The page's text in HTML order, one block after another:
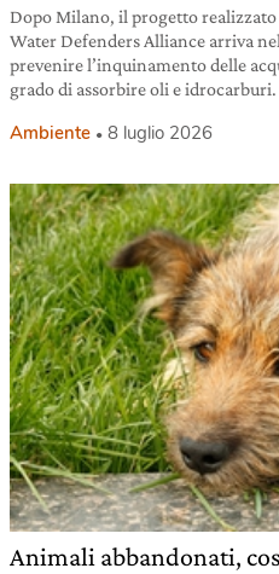
Dopo Milano, il progetto
Water Defenders Alliance arriva
prevenire l’inquinamento delle
grado di assorbire oli e idrocarburi.
Ambiente 8 luglio 2026
Animali abbandonati,